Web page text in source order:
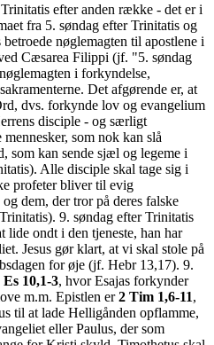
efter anden række - det er i
fra 5. søndag efter Trinitatis og
nøglemagten til apostlene i
Cæsarea Filippi (jf. "5. søndag
i forkyndelse,
Det afgørende er, at
dvs. forkynde lov og evangelium
disciple - og særligt
som nok kan slå
som kan sende sjæl og legeme i
Alle disciple skal tage sig i
profeter bliver til evig
dem, der tror på deres falske
9. søndag efter Trinitatis
lide ondt i den tjeneste, han har
Jesus gør klart, at vi skal stole på
for øje (jf. Hebr 13,17). 9.
Es 10,1-3, hvor Esajas forkynder
m.m. Epistlen er2 Tim 1,6-11,
til at lade Helligånden opflamme,
eller Paulus, der som